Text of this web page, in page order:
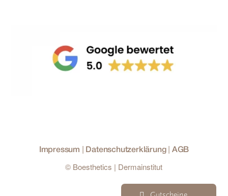
Impressum | Datenschutzerklärung| AGB
© Boesthetics | Dermainstitut